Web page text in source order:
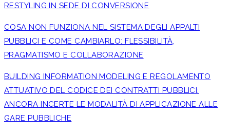
RESTYLING IN SEDE DI CONVERSIONE
COSA NON FUNZIONA NEL SISTEMA DEGLI APPALTI
PUBBLICI E COME CAMBIARLO: FLESSIBILITÀ,
PRAGMATISMO E COLLABORAZIONE
BUILDING INFORMATION MODELING E REGOLAMENTO
ATTUATIVO DEL CODICE DEI CONTRATTI PUBBLICI:
ANCORA INCERTE LE MODALITÀ DI APPLICAZIONE ALLE
GARE PUBBLICHE